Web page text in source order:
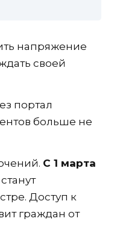
напряжение
своей
портал
больше не
С 1 марта
Доступ к
граждан от